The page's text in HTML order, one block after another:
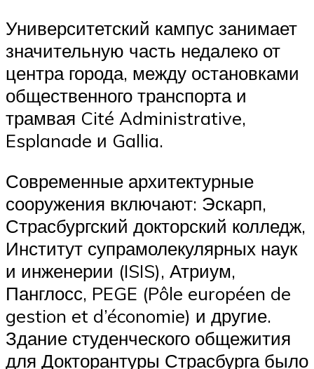
Университетский кампус занимает
значительную часть недалеко от
центра города, между остановками
общественного транспорта и
трамвая Cité Administrative,
Esplanade и Gallia.
Современные архитектурные
сооружения включают: Эскарп,
Страсбургский докторский колледж,
Институт супрамолекулярных наук
и инженерии (ISIS), Атриум,
Панглосс, PEGE (Pôle européen de
gestion et d’économie) и другие.
Здание студенческого общежития
для Докторантуры Страсбурга было